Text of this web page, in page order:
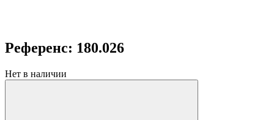
Референс: 180.026
Нет в наличии